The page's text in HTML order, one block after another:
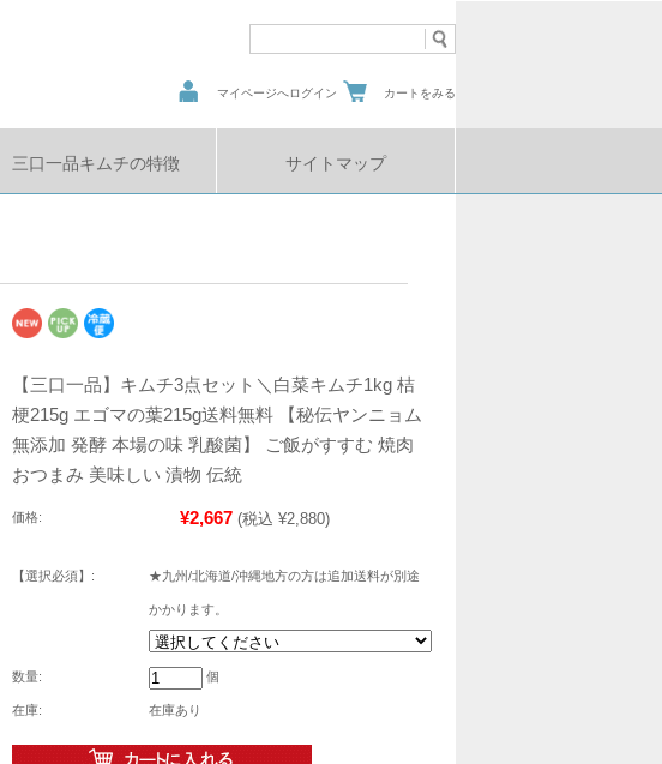
マイページへログイン カートをみる
三口一品キムチの特徴 サイトマップ
【三口一品】キムチ3点セット＼白菜キムチ1kg 桔
梗215g エゴマの葉215g送料無料 【秘伝ヤンニョム
無添加 発酵 本場の味 乳酸菌】 ご飯がすすむ 焼肉
おつまみ 美味しい 漬物 伝統
価格: ¥2,667 (税込 ¥2,880)
【選択必須】: ★九州/北海道/沖縄地方の方は追加送料が別途
かかります。
数量: 個
在庫: 在庫あり